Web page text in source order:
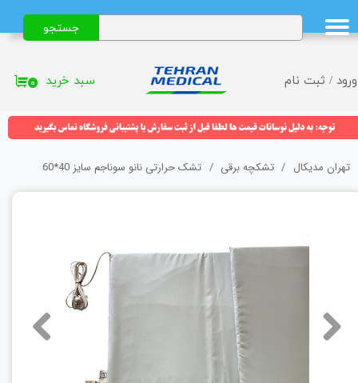
ورود / ثبت نام
حساب کاربری من
تغییر گذر واژه
خروج از حساب کاربری
جستجو
۰ سبد خرید
تهران مدیکال تشکچه برقی تشک حرارتی نانو سوناجم سایز 40*60